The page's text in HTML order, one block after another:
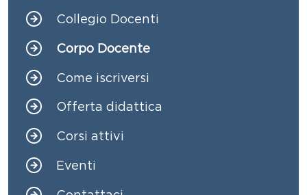
Collegio Docenti
Corpo Docente
Come iscriversi
Offerta didattica
Corsi attivi
Eventi